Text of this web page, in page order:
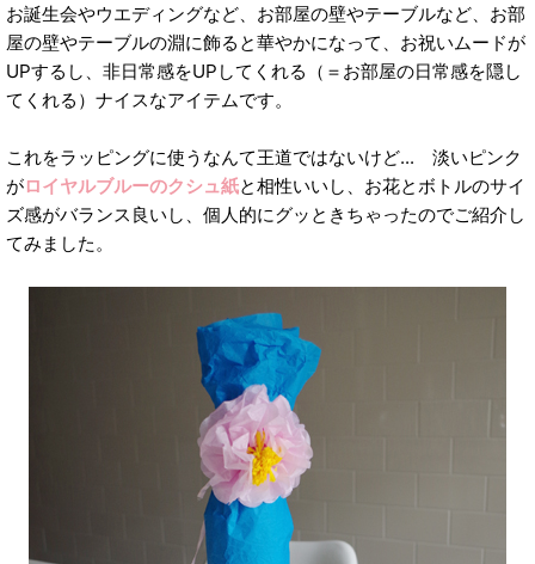
お誕生会やウエディングなど、お部屋の壁やテーブルなど、お部
屋の壁やテーブルの淵に飾ると華やかになって、お祝いムードが
UPするし、非日常感をUPしてくれる（＝お部屋の日常感を隠し
てくれる）ナイスなアイテムです。
これをラッピングに使うなんて王道ではないけど... 淡いピンク
がロイヤルブルーのクシュ紙と相性いいし、お花とボトルのサイ
ズ感がバランス良いし、個人的にグッときちゃったのでご紹介し
てみました。